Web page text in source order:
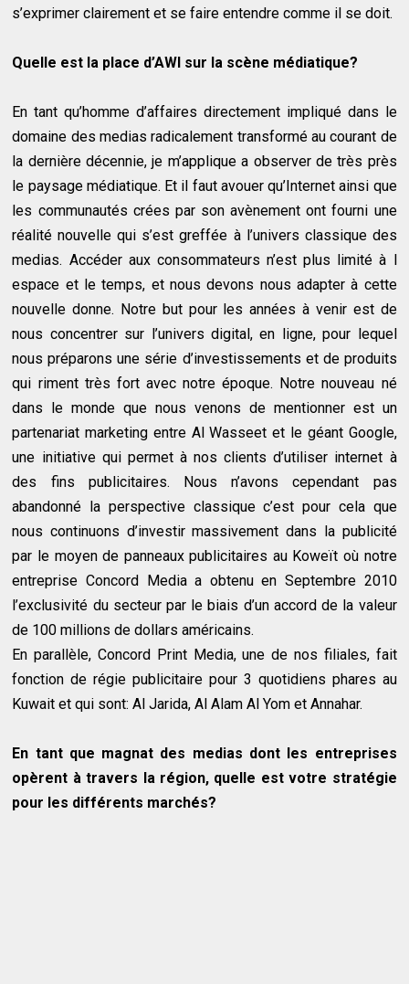
s’exprimer clairement et se faire entendre comme il se doit.
Quelle est la place d’AWI sur la scène médiatique?
En tant qu’homme d’affaires directement impliqué dans le
domaine des medias radicalement transformé au courant de
la dernière décennie, je m’applique a observer de très près
le paysage médiatique. Et il faut avouer qu’Internet ainsi que
les communautés crées par son avènement ont fourni une
réalité nouvelle qui s’est greffée à l’univers classique des
medias. Accéder aux consommateurs n’est plus limité à l
espace et le temps, et nous devons nous adapter à cette
nouvelle donne. Notre but pour les années à venir est de
nous concentrer sur l’univers digital, en ligne, pour lequel
nous préparons une série d’investissements et de produits
qui riment très fort avec notre époque. Notre nouveau né
dans le monde que nous venons de mentionner est un
partenariat marketing entre Al Wasseet et le géant Google,
une initiative qui permet à nos clients d’utiliser internet à
des fins publicitaires. Nous n’avons cependant pas
abandonné la perspective classique c’est pour cela que
nous continuons d’investir massivement dans la publicité
par le moyen de panneaux publicitaires au Koweït où notre
entreprise Concord Media a obtenu en Septembre 2010
l’exclusivité du secteur par le biais d’un accord de la valeur
de 100 millions de dollars américains.
En parallèle, Concord Print Media, une de nos filiales, fait
fonction de régie publicitaire pour 3 quotidiens phares au
Kuwait et qui sont: Al Jarida, Al Alam Al Yom et Annahar.
En tant que magnat des medias dont les entreprises
opèrent à travers la région, quelle est votre stratégie
pour les différents marchés?